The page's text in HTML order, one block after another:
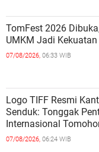
TomFest 2026
UMKM Jadi
07/08/2026, 06:33 WIB
Logo TIFF Resmi
Senduk: Tonggak
Internasional
07/08/2026, 06:24 WIB